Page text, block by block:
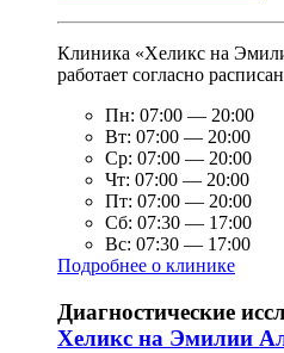
Клиника «Хеликс на
работает согласно
Пн: 07:00 — 20:00
Вт: 07:00 — 20:00
Ср: 07:00 — 20:00
Чт: 07:00 — 20:00
Пт: 07:00 — 20:00
Сб: 07:30 — 17:00
Вс: 07:30 — 17:00
Подробнее о клинике
Диагностические
Хеликс на Эмилии